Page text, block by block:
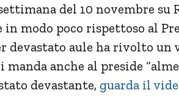
del 10 novembre su
modo poco rispettoso al
devastato aule ha rivolto un
anche al preside
devastante, guarda il